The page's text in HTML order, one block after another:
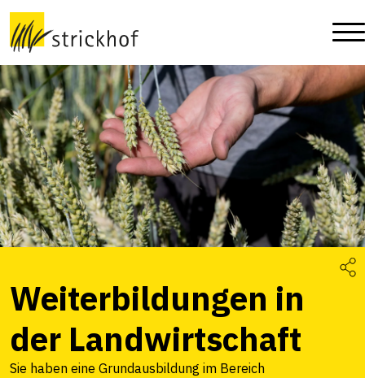
Weiterbildungen in
der Landwirtschaft
Sie haben eine Grundausbildung im Bereich